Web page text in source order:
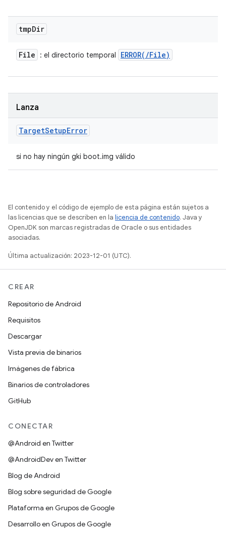
tmpDir
File : el directorio temporal ERROR( /File)
Lanza
TargetSetupError
si no hay ningún gki boot.img válido
El contenido y el código de ejemplo de esta página están sujetos a
las licencias que se describen en la licencia de contenido. Java y
OpenJDK son marcas registradas de Oracle o sus entidades
asociadas.
Última actualización: 2023-12-01 (UTC).
CREAR
Repositorio de Android
Requisitos
Descargar
Vista previa de binarios
Imágenes de fábrica
Binarios de controladores
GitHub
CONECTAR
@Android en Twitter
@AndroidDev en Twitter
Blog de Android
Blog sobre seguridad de Google
Plataforma en Grupos de Google
Desarrollo en Grupos de Google